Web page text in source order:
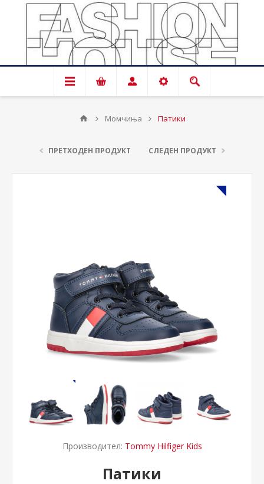
Момчиња Патики
ПРЕТХОДЕН ПРОДУКТ СЛЕДЕН ПРОДУКТ
Производител: Tommy Hilfiger Kids
Патики